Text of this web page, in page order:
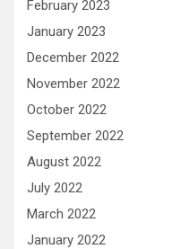
February 2023
January 2023
December 2022
November 2022
October 2022
September 2022
August 2022
July 2022
March 2022
January 2022